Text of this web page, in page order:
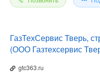
ГазТехСервис Тверь,
(ООО Газтехсервис
gtc363.ru